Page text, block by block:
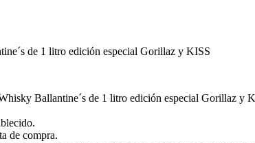
de 1 litro edición especial Gorillaz y KISS
Ballantine´s de 1 litro edición especial Gorillaz y
de compra.